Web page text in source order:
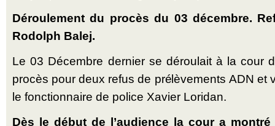
Déroulement du procès du 03 décembre.
Rodolph Balej.
Le 03 Décembre dernier se déroulait à la cour
procès pour deux refus de prélèvements ADN et
le fonctionnaire de police Xavier Loridan.
Dès le début de l’audience la cour a